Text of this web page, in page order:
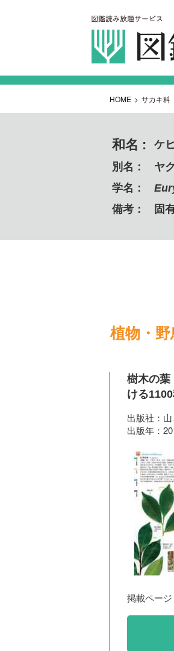
HOME > サカキ科
和名 :
ケ
別名：
ヤ
学名：
備考：
固
植物・
樹木の
ける
出版社：
出版年：
掲載ページ